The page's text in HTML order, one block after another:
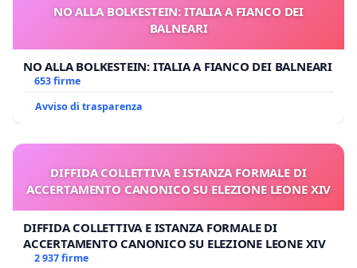
NO ALLA BOLKESTEIN: ITALIA A FIANCO DEI
BALNEARI
NO ALLA BOLKESTEIN: ITALIA A FIANCO DEI BALNEARI
653 firme
Avviso di trasparenza
DIFFIDA COLLETTIVA E ISTANZA FORMALE DI
ACCERTAMENTO CANONICO SU ELEZIONE LEONE XIV
DIFFIDA COLLETTIVA E ISTANZA FORMALE DI
ACCERTAMENTO CANONICO SU ELEZIONE LEONE XIV
2 937 firme